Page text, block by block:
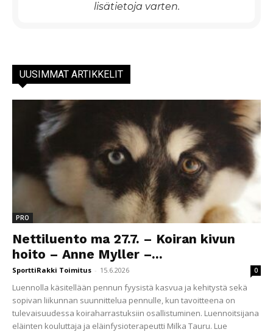
lisätietoja varten.
UUSIMMAT ARTIKKELIT
PRO
Nettiluento ma 27.7. – Koiran kivun
hoito – Anne Myller –...
SporttiRakki Toimitus - 15.6.2026 0
Luennolla käsitellään pennun fyysistä kasvua ja kehitystä sekä
sopivan liikunnan suunnittelua pennulle, kun tavoitteena on
tulevaisuudessa koiraharrastuksiin osallistuminen. Luennoitsijana
eläinten kouluttaja ja eläinfysioterapeutti Milka Tauru. Lue